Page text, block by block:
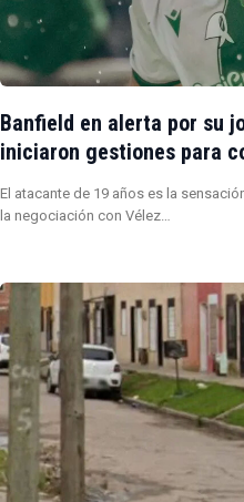
Banfield en alerta por su
iniciaron gestiones para
El atacante de 19 años es la
la negociación con Vélez…